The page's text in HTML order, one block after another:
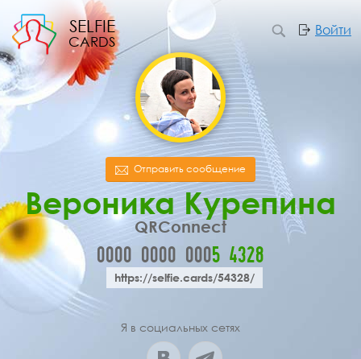
SELFIE
CARDS
Войти
Отправить сообщение
Вероника Курепина
QRConnect
0000 0000 0005 4328
https://selfie.cards/54328/
Я в социальных сетях